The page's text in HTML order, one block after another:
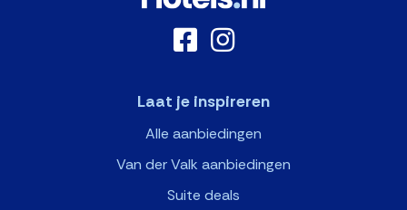
Laat je inspireren
Alle aanbiedingen
Van der Valk aanbiedingen
Suite deals